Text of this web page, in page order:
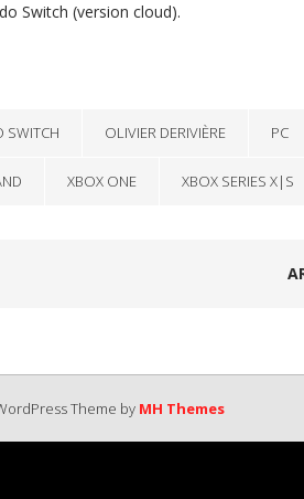
Switch (version cloud).
SWITCH OLIVIER DERIVIÈRE PC
XBOX ONE XBOX SERIES X|S
Theme by MH Themes